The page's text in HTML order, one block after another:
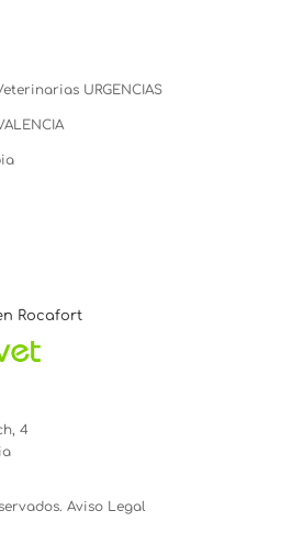
URGENCIAS
Rocafort
4
Aviso Legal